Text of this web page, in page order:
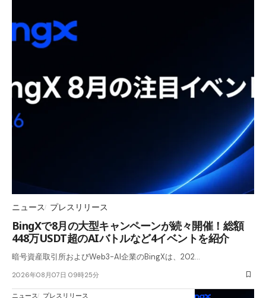
ニュース プレスリリース
BingXで8月の大型キャンペーンが続々開催！総額
448万USDT超のAIバトルなど4イベントを紹介
暗号資産取引所およびWeb3-AI企業のBingXは、202…
2026年08月07日 09時25分
ニュース プレスリリース